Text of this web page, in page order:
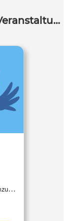
Bildungsangebote, Termine, Veranstaltungen